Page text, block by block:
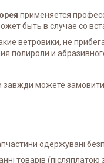
применяется
быть в случае со
ветровики, не
полироли и
завжди можете
одержувані
товарів